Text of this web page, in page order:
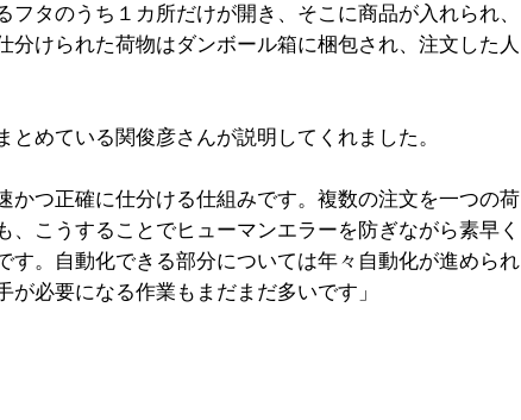
フタのうち１カ所だけが開き、そこに商品が入れられ、
分けられた荷物はダンボール箱に梱包され、注文した人
とめている関俊彦さんが説明してくれました。
かつ正確に仕分ける仕組みです。複数の注文を一つの荷
、こうすることでヒューマンエラーを防ぎながら素早く
す。自動化できる部分については年々自動化が進められ
が必要になる作業もまだまだ多いです」